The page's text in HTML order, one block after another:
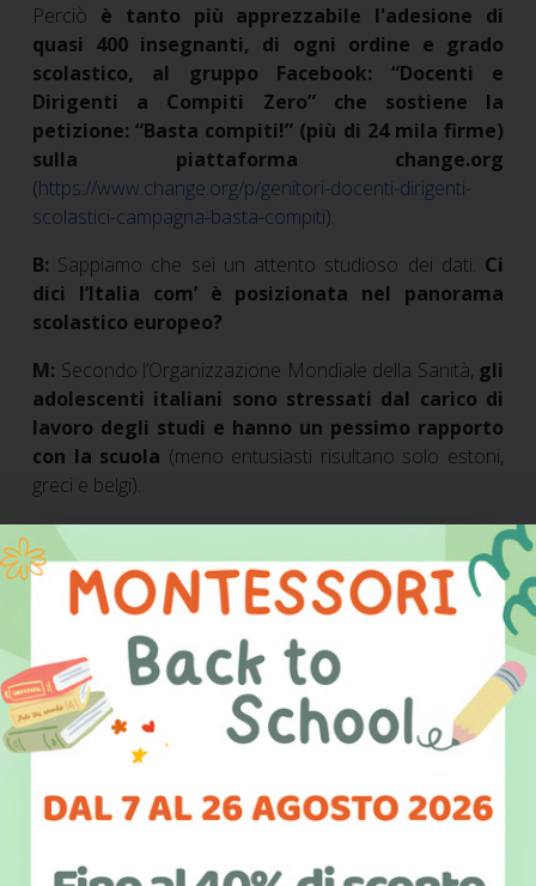
Perciò è tanto più apprezzabile l'adesione di
quasi 400 insegnanti, di ogni ordine e grado
scolastico, al gruppo Facebook: “Docenti e
Dirigenti a Compiti Zero” che sostiene la
petizione: “Basta compiti!” (più di 24 mila firme)
sulla piattaforma change.org
(https://www.change.org/p/genitori-docenti-dirigenti-
scolastici-campagna-basta-compiti).
B: Sappiamo che sei un attento studioso dei dati. Ci
dici l’Italia com’ è posizionata nel panorama
scolastico europeo?
M: Secondo l’Organizzazione Mondiale della Sanità, gli
adolescenti italiani sono stressati dal carico di
lavoro degli studi e hanno un pessimo rapporto
con la scuola (meno entusiasti risultano solo estoni,
greci e belgi).
Si tratta di un “sintomo” preoccupante (tant'è che lo
segnala, appunto, l'OMS), al quale non è estranea la
richiesta di un impegno extrascolastico soverchiante.
Va anche detto che, lo stress colpisce la famiglia nel
suo insieme: molta parte dei conflitti, dei litigi (le urla, i
pianti, le punizioni...) che avvengono tra genitori e figli
riguardano lo svolgimento, meglio il tardivo o il mancato
svolgimento dei compiti, quando sarebbe invece
essenziale disporre di tempo libero da trascorrere
insieme, serenamente.
eccezionalmente oberati di “compiti”
, come